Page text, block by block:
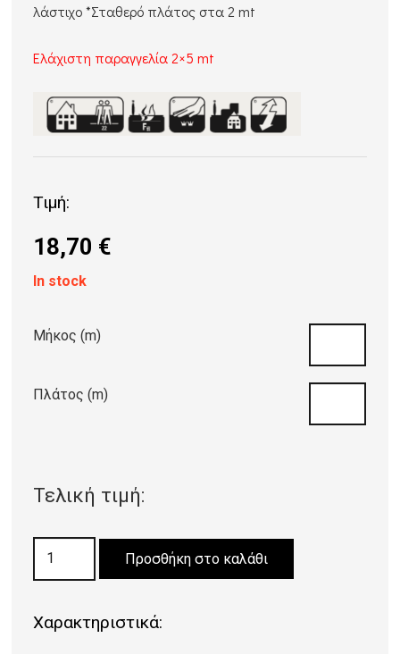
λάστιχο *Σταθερό πλάτος στα 2 mt
Ελάχιστη παραγγελία 2×5 mt
Τιμή:
18,70 €
In stock
Μήκος (m)
Πλάτος (m)
Τελική τιμή:
ΜΟΚΕΤΑ
ποσότητα
Προσθήκη στο καλάθι
Χαρακτηριστικά: